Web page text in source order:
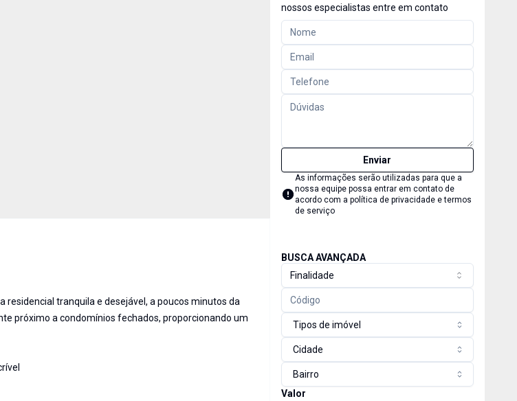
residencial tranquila e desejável, a poucos minutos da
próximo a condomínios fechados, proporcionando um
nossos especialistas entre em contato
Enviar
As informações serão utilizadas para que a
nossa equipe possa entrar em contato de
acordo com a política de privacidade e termos
de serviço
BUSCA AVANÇADA
Finalidade
Tipos de imóvel
Cidade
Bairro
Valor